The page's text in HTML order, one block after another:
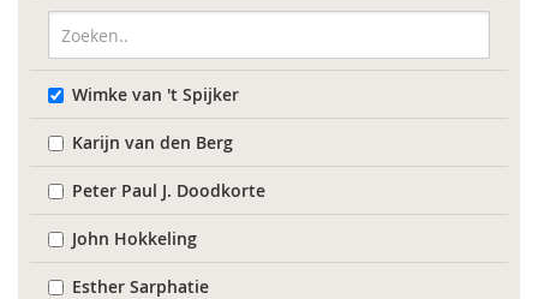
Wimke van 't Spijker
Karijn van den Berg
Peter Paul J. Doodkorte
John Hokkeling
Esther Sarphatie